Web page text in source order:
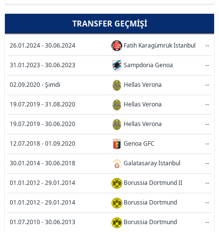
TRANSFER GEÇMIŞI
26.01.2024 - 30.06.2024 Fatih Karagümrük İstanbul --
31.01.2023 - 30.06.2023 Sampdoria Genoa --
02.09.2020 - Şimdi Hellas Verona --
19.07.2019 - 31.08.2020 Hellas Verona --
19.07.2019 - 30.06.2020 Hellas Verona --
12.07.2018 - 01.09.2020 Genoa GFC --
30.01.2014 - 30.06.2018 Galatasaray İstanbul --
01.01.2012 - 29.01.2014 Borussia Dortmund II --
01.01.2012 - 29.01.2014 Borussia Dortmund --
01.07.2010 - 30.06.2013 Borussia Dortmund --